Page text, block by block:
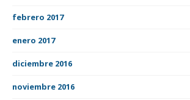
febrero 2017
enero 2017
diciembre 2016
noviembre 2016